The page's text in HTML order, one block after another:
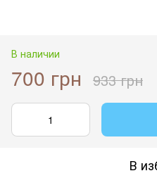
В наличии
700 грн 933 грн
В